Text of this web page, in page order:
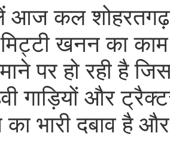
आज कल
खनन का
पर हो रही है
गाड़ियों और
भारी दबाव है